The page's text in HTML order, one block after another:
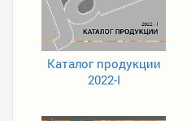
Каталог продукции
2022-I